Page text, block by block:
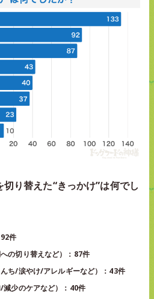
り替えた“きっかけ”は何でし
件
の切り替えなど）：87件
ち/涙やけ/アレルギーなど）：43件
減少のケアなど）：40件